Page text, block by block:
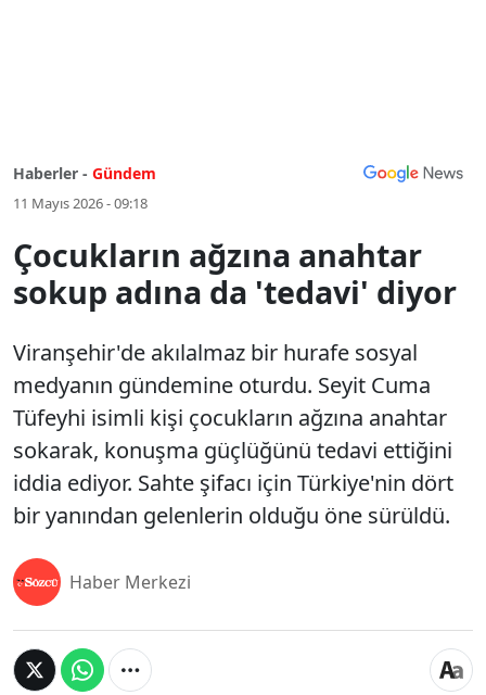
Haberler - Gündem
11 Mayıs 2026 - 09:18
Çocukların ağzına anahtar
sokup adına da 'tedavi' diyor
Viranşehir'de akılalmaz bir hurafe sosyal
medyanın gündemine oturdu. Seyit Cuma
Tüfeyhi isimli kişi çocukların ağzına anahtar
sokarak, konuşma güçlüğünü tedavi ettiğini
iddia ediyor. Sahte şifacı için Türkiye'nin dört
bir yanından gelenlerin olduğu öne sürüldü.
Haber Merkezi